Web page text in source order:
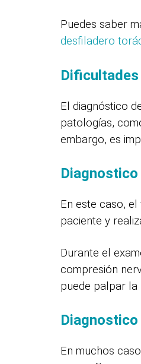
Puedes saber
desfiladero
El diagnóstico
patologías,
embargo, es
En este caso,
paciente y
Durante el
compresión
puede palpar la
En muchos